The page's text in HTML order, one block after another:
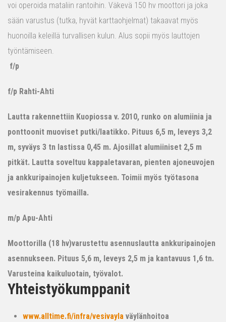
voi operoida mataliin rantoihin. Väkevä 150 hv moottori ja joka
sään varustus (tutka, hyvät karttaohjelmat) takaavat myös
huonoilla keleillä turvallisen kulun. Alus sopii myös lauttojen
työntämiseen.
f/p
f/p Rahti-Ahti
Lautta rakennettiin Kuopiossa v. 2010, runko on alumiinia ja
ponttoonit muoviset putki/laatikko. Pituus 6,5 m, leveys 3,2
m, syväys 3 tn lastissa 0,45 m. Ajosillat alumiiniset 2,5 m
pitkät. Lautta soveltuu kappaletavaran, pienten ajoneuvojen
ja ankkuripainojen kuljetukseen. Toimii myös työtasona
vesirakennus työmailla.
m/p Apu-Ahti
Moottorilla (18 hv)varustettu asennuslautta ankkuripainojen
asennukseen. Pituus 5,6 m, leveys 2,5 m ja kantavuus 1,6 tn.
Varusteina kaikuluotain, työvalot.
Yhteistyökumppanit
www.alltime.fi/infra/vesivayla väylänhoitoa